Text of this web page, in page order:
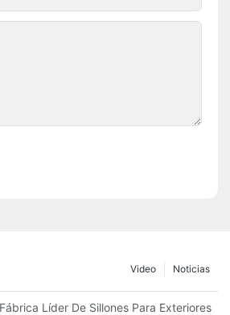
Noticias
Video
Líder De Sillones Para Exteriores